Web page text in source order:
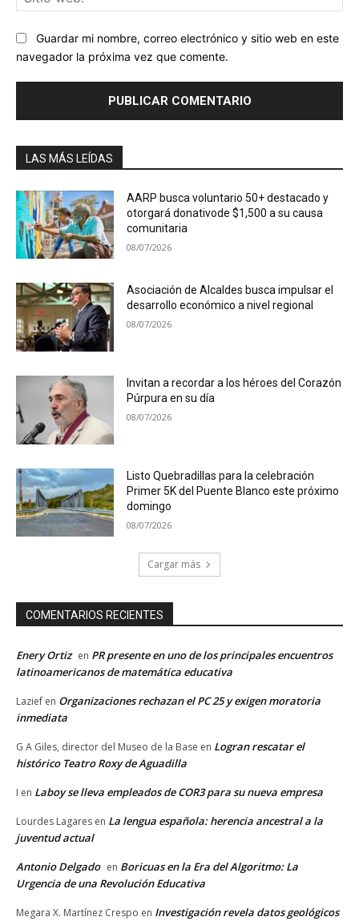
Guardar mi nombre, correo electrónico y sitio web en este
navegador la próxima vez que comente.
LAS MÁS LEÍDAS
AARP busca voluntario 50+ destacado y
otorgará donativode $1,500 a su causa
comunitaria
08/07/2026
Asociación de Alcaldes busca impulsar el
desarrollo económico a nivel regional
08/07/2026
Invitan a recordar a los héroes del Corazón
Púrpura en su día
08/07/2026
Listo Quebradillas para la celebración
Primer 5K del Puente Blanco este próximo
domingo
08/07/2026
Cargar más
COMENTARIOS RECIENTES
Enery Ortiz en PR presente en uno de los principales encuentros
latinoamericanos de matemática educativa
Lazief en Organizaciones rechazan el PC 25 y exigen moratoria
inmediata
G A Giles, director del Museo de la Base en Logran rescatar el
histórico Teatro Roxy de Aguadilla
I en Laboy se lleva empleados de COR3 para su nueva empresa
Lourdes Lagares en La lengua española: herencia ancestral a la
juventud actual
Antonio Delgado en Boricuas en la Era del Algoritmo: La
Urgencia de una Revolución Educativa
Megara X. Martínez Crespo en Investigación revela datos geológicos